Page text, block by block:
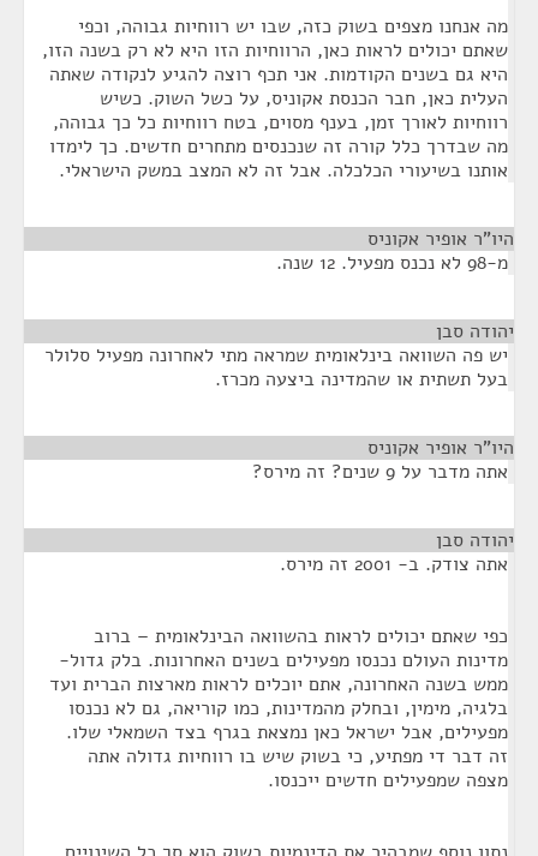
מה אנחנו מצפים בשוק כזה, שבו יש רווחיות גבוהה, וכפי
שאתם יכולים לראות כאן, הרווחיות הזו היא לא רק בשנה הזו,
היא גם בשנים הקודמות. אני תכף רוצה להגיע לנקודה שאתה
העלית כאן, חבר הכנסת אקוניס, על כשל השוק. כשיש
רווחיות לאורך זמן, בענף מסוים, בטח רווחיות כל כך גבוהה,
מה שבדרך כלל קורה זה שנכנסים מתחרים חדשים. כך לימדו
אותנו בשיעורי הכלכלה. אבל זה לא המצב במשק הישראלי.
היו"ר אופיר אקוניס
מ-98 לא נכנס מפעיל. 12 שנה.
יהודה סבן
יש פה השוואה בינלאומית שמראה מתי לאחרונה מפעיל סלולר
בעל תשתית או שהמדינה ביצעה מכרז.
היו"ר אופיר אקוניס
אתה מדבר על 9 שנים? זה מירס?
יהודה סבן
אתה צודק. ב- 2001 זה מירס.
כפי שאתם יכולים לראות בהשוואה הבינלאומית – ברוב
מדינות העולם נכנסו מפעילים בשנים האחרונות. בלק גדול-
ממש בשנה האחרונה, אתם יוכלים לראות מארצות הברית ועד
בלגיה, מימין, ובחלק מהמדינות, כמו קוריאה, גם לא נכנסו
מפעילים, אבל ישראל כאן נמצאת בגרף בצד השמאלי שלו.
זה דבר די מפתיע, כי בשוק שיש בו רווחיות גדולה אתה
מצפה שמפעילים חדשים ייכנסו.